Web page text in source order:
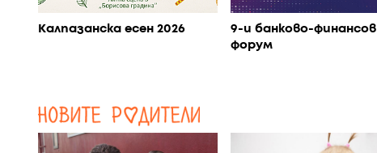
Калпазанска есен 2026
9-и банково-финансов
форум